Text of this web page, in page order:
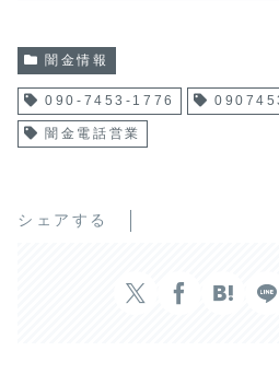
闇金情報
090-7453-1776
闇金電話営業
シェアする